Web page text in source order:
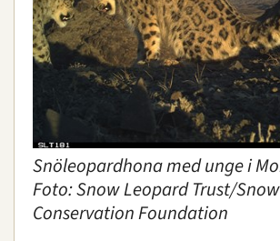
Snöleopardhona med unge i
Foto: Snow Leopard Trust/
Conservation Foundation